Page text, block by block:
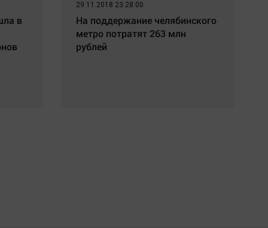
в
29.11.2018 23:28:00
На поддержание челябинского
метро потратят 263 млн
рублей